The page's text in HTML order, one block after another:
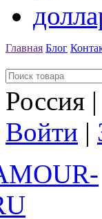
Главная Блог
Россия
Войти |